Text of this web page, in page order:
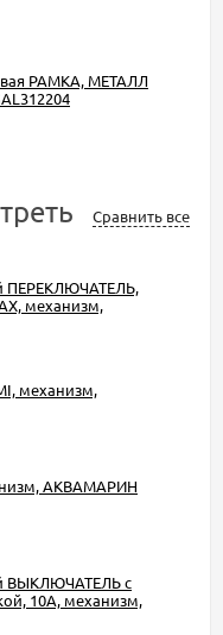
РАМКА, МЕТАЛЛ
Сравнить все
ПЕРЕКЛЮЧАТЕЛЬ,
механизм,
механизм,
АКВАМАРИН
ВЫКЛЮЧАТЕЛЬ с
10А, механизм,